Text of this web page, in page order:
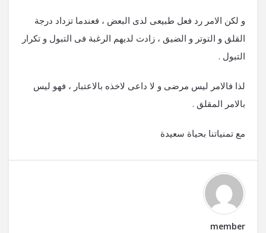
و لكن الامر رد فعل طبيعى لدى البعض ، فعندما تزداد درجة
القلق و التوتر و الضيق ، زادت لديهم الرغبة فى التبول و تكرار
التبول .
لذا فالامر ليس مرضى و لا داعى لاخذه بالاعتبار ، فهو ليس
بالامر المقلق .
مع تمنياتنا بحياة سعيدة
member